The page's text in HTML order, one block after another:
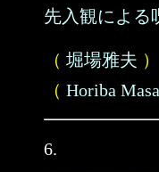
先入観による
（ 堀場雅夫 ）
（ Horiba
6.